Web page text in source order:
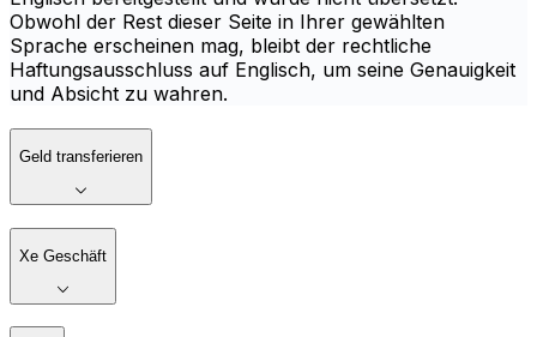
Obwohl der Rest dieser Seite in Ihrer gewählten
Sprache erscheinen mag, bleibt der rechtliche
Haftungsausschluss auf Englisch, um seine Genauigkeit
und Absicht zu wahren.
Geld transferieren
Xe Geschäft